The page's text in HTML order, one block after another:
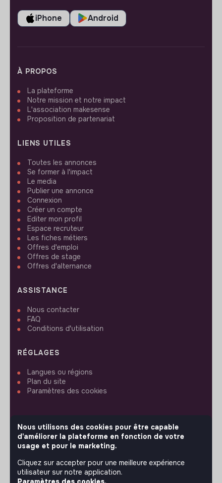
iPhone Android
À PROPOS
La plateforme
Notre mission et notre impact
L'association makesense
Proposition de partenariat
LIENS UTILES
Toutes les annonces
Se former à l'impact
Le media
Publier une annonce
Connexion
Créer un compte
Editer mon profil
Espace recruteur
Les fiches métiers
Offres d'emploi
Offres de stage
Offres d'alternance
ASSISTANCE
Nous contacter
FAQ
Conditions d'utilisation
RÉGLAGES
Langues ou régions
Plan du site
Paramètres des cookies
SUIVEZ-NOUS
© 2026 jobs that makesense.
Nous utilisons des cookies pour être capable
d'améliorer la plateforme en fonction de votre
usage et pour le marketing.
Cliquez sur accepter pour une meilleure expérience
utilisateur sur notre application.